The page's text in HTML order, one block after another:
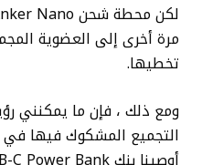
مرة أخرى إلى العضوية
تخطيها.
ومع ذلك ، فإن ما يمكنني